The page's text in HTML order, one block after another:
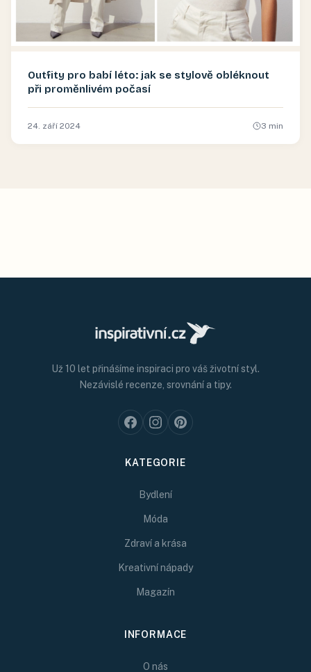
Outfity pro babí léto: jak se stylově obléknout
při proměnlivém počasí
24. září 2024 3 min
Už 10 let přinášíme inspiraci pro váš životní styl.
Nezávislé recenze, srovnání a tipy.
KATEGORIE
Bydlení
Móda
Zdraví a krása
Kreativní nápady
Magazín
INFORMACE
O nás